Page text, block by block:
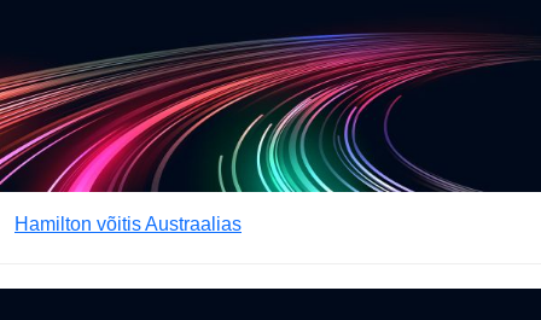
Hamilton võitis Austraalias